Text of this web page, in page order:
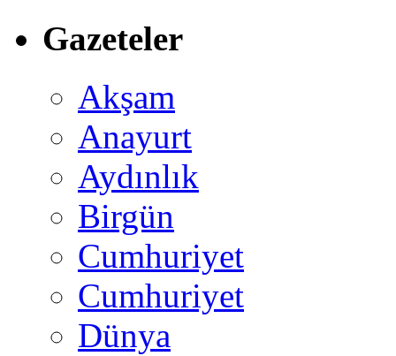
Gazeteler
Akşam
Anayurt
Aydınlık
Birgün
Cumhuriyet
Cumhuriyet
Dünya